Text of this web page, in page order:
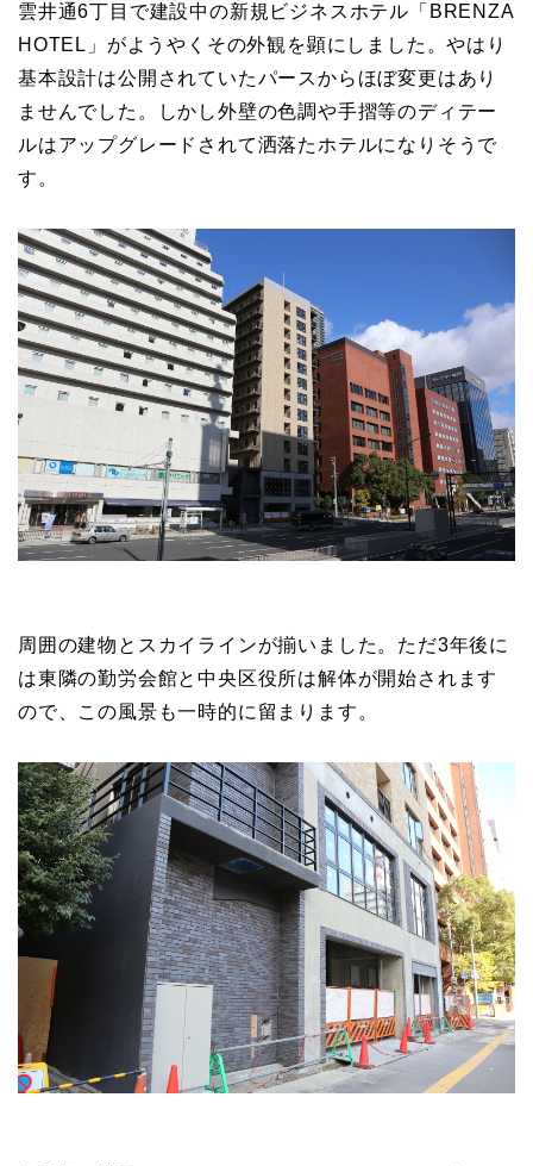
雲井通6丁目で建設中の新規ビジネスホテル「BRENZA
HOTEL」がようやくその外観を顕にしました。やはり
基本設計は公開されていたパースからほぼ変更はあり
ませんでした。しかし外壁の色調や手摺等のディテー
ルはアップグレードされて洒落たホテルになりそうで
す。
周囲の建物とスカイラインが揃いました。ただ3年後に
は東隣の勤労会館と中央区役所は解体が開始されます
ので、この風景も一時的に留まります。